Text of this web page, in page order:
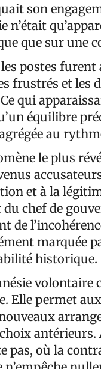
son
n’était
que sur une
postes
frustrés et les
Ce qui
équilibre
au
le plus
et à la
du chef de
de
marquée
historique.
volontaire
Elle permet
antérieurs.
pas, où la